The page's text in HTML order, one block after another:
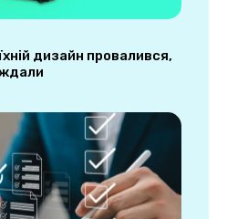
дизайн провалився,